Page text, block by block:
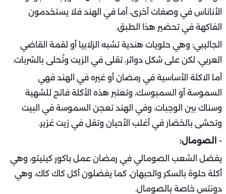
الأناناس في وصفات أخرى، أما في الهند فلا يستخدمون
الفاكهة في تحضير هذا الطبق.
الجاليبي: وهي حلويات هندية تشبه الزلابيا أو لقمة القاضي
العربي، لكن على شكل دوائر، تقلى في الزيت وتُحلى بالشربات.
أما الاكلة الأساسية في رمضان أو غيره في الهند فهي
السموسة أو السمبوسك، وتعتبر هذه الأكلة فاتح للشهية
وسناك بين الوجبات، وفي الهند تعجن السموسة في البيت
وتحشى بالخضار في أغلب الأحيان وتقل في زيت غزير.
- الصومال:
يفضل الشعب الصومالي في رمضان عمل باكور كيتيتو، وهي
أكلة حلوة بالسكر والحبهان، كما يفضلون أكل كاك كاك، وهي
دونتس خاصة بالصومال.